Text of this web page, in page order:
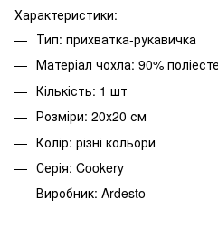
Характеристики:
Тип: прихватка-рукавичка
Матеріал чохла: 90%
Кількість: 1 шт
Розміри: 20х20 см
Колір: різні кольори
Серія: Cookery
Виробник: Ardesto